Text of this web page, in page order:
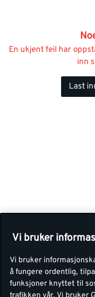
En ukjent feil har
inn
Last
Vi bruker
Vi bruker
å fungere ordentlig,
funksjoner knyttet til